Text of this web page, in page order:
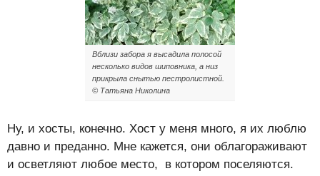
Вблизи забора я высадила полосой
несколько видов шиповника, а низ
прикрыла снытью пестролистной.
© Татьяна Николина
Ну, и хосты, конечно. Хост у меня много, я их люблю
давно и преданно. Мне кажется, они облагораживают
и осветляют любое место, в котором поселяются.